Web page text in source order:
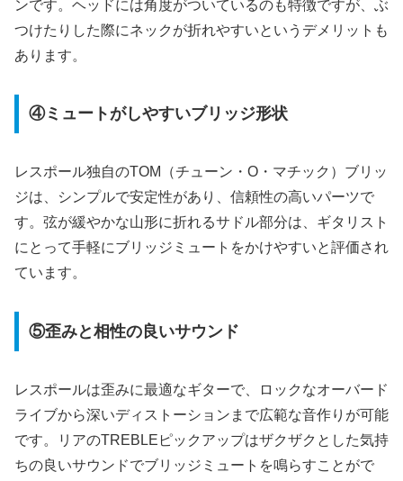
ンです。ヘッドには角度がついているのも特徴ですが、ぶ
つけたりした際にネックが折れやすいというデメリットも
あります。
④ミュートがしやすいブリッジ形状
レスポール独自のTOM（チューン・O・マチック）ブリッ
ジは、シンプルで安定性があり、信頼性の高いパーツで
す。弦が緩やかな山形に折れるサドル部分は、ギタリスト
にとって手軽にブリッジミュートをかけやすいと評価され
ています。
⑤歪みと相性の良いサウンド
レスポールは歪みに最適なギターで、ロックなオーバード
ライブから深いディストーションまで広範な音作りが可能
です。リアのTREBLEピックアップはザクザクとした気持
ちの良いサウンドでブリッジミュートを鳴らすことがで